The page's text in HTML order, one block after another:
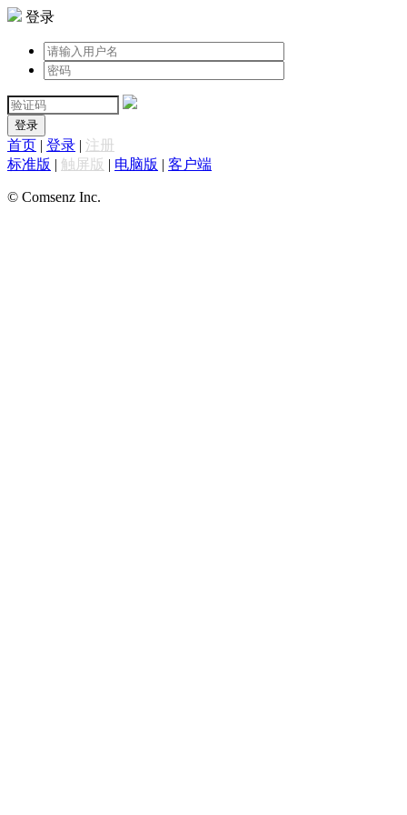
登录
登录
首页 | 登录 | 注册
标准版 | 触屏版 | 电脑版 | 客户端
© Comsenz Inc.